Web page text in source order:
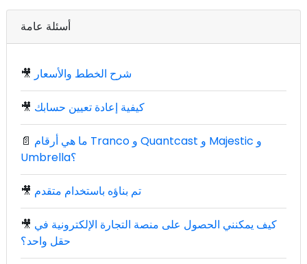
أسئلة عامة
🎥 شرح الخطط والأسعار
🎥 كيفية إعادة تعيين حسابك
📄 ما هي أرقام Tranco و Quantcast و Majestic و
Umbrella؟
🎥 تم بناؤه باستخدام متقدم
🎥 كيف يمكنني الحصول على منصة التجارة الإلكترونية في
حقل واحد؟